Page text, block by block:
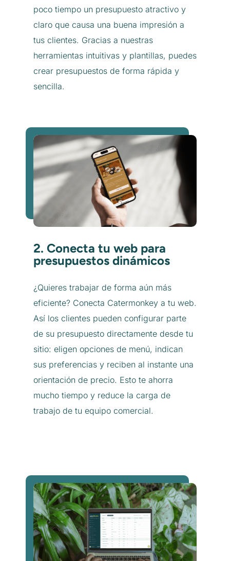
poco tiempo un presupuesto atractivo y
claro que causa una buena impresión a
tus clientes. Gracias a nuestras
herramientas intuitivas y plantillas, puedes
crear presupuestos de forma rápida y
sencilla.
2. Conecta tu web para
presupuestos dinámicos
¿Quieres trabajar de forma aún más
eficiente? Conecta Catermonkey a tu web.
Así los clientes pueden configurar parte
de su presupuesto directamente desde tu
sitio: eligen opciones de menú, indican
sus preferencias y reciben al instante una
orientación de precio. Esto te ahorra
mucho tiempo y reduce la carga de
trabajo de tu equipo comercial.